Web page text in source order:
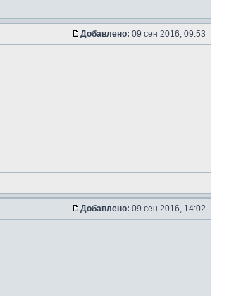
Добавлено: 09 сен 2016, 09:53
Добавлено: 09 сен 2016, 14:02